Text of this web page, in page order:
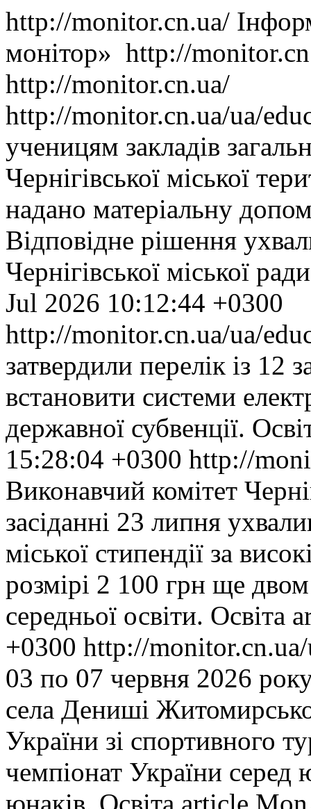
http://monitor.cn.ua/
монітор» http://
http://monitor.cn.ua/
http://monitor.cn.ua/ua/
ученицям закладів
Чернігівської міської
надано матеріальну
Відповідне рішення
Чернігівської міської
Jul 2026 10:12:44 +0300
http://monitor.cn.ua/ua/
затвердили перелік із 12
встановити системи
державної субвенції.
15:28:04 +0300 http://
Виконавчий комітет
засіданні 23 липня
міської стипендії за
розмірі 2 100 грн ще двом
середньої освіти. Освіта
+0300 http://
03 по 07 червня 2026
села Дениші
України зі спортивного
чемпіонат України